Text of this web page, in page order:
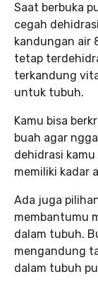
Saat berbuka
cegah
kandungan air
tetap
terkandung
untuk tubuh.
Kamu bisa
buah agar
dehidrasi
memiliki kadar
Ada juga
membantumu
dalam tubuh.
mengandung
dalam tubuh